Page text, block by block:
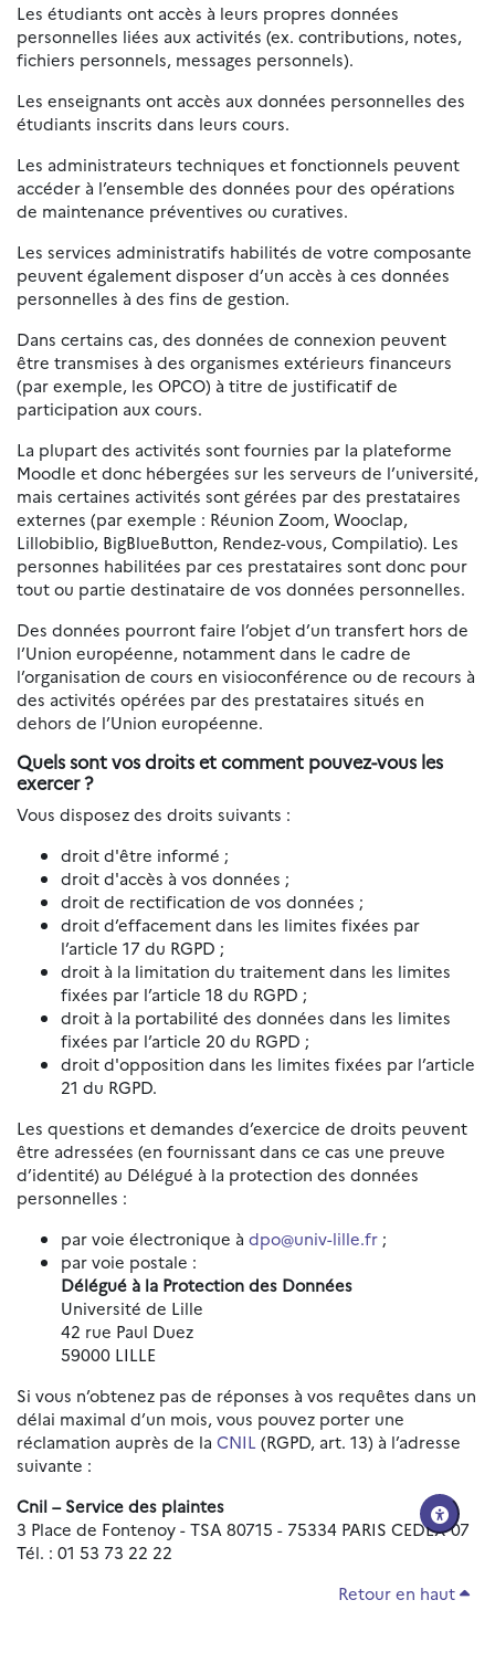
Les étudiants ont accès à leurs propres données
personnelles liées aux activités (ex. contributions, notes,
fichiers personnels, messages personnels).
Les enseignants ont accès aux données personnelles des
étudiants inscrits dans leurs cours.
Les administrateurs techniques et fonctionnels peuvent
accéder à l’ensemble des données pour des opérations
de maintenance préventives ou curatives.
Les services administratifs habilités de votre composante
peuvent également disposer d’un accès à ces données
personnelles à des fins de gestion.
Dans certains cas, des données de connexion peuvent
être transmises à des organismes extérieurs financeurs
(par exemple, les OPCO) à titre de justificatif de
participation aux cours.
La plupart des activités sont fournies par la plateforme
Moodle et donc hébergées sur les serveurs de l’université,
mais certaines activités sont gérées par des prestataires
externes (par exemple : Réunion Zoom, Wooclap,
Lillobiblio, BigBlueButton, Rendez-vous, Compilatio). Les
personnes habilitées par ces prestataires sont donc pour
tout ou partie destinataire de vos données personnelles.
Des données pourront faire l’objet d’un transfert hors de
l’Union européenne, notamment dans le cadre de
l’organisation de cours en visioconférence ou de recours à
des activités opérées par des prestataires situés en
dehors de l’Union européenne.
Quels sont vos droits et comment pouvez-vous les
exercer ?
Vous disposez des droits suivants :
droit d'être informé ;
droit d'accès à vos données ;
droit de rectification de vos données ;
droit d’effacement dans les limites fixées par
l’article 17 du RGPD ;
droit à la limitation du traitement dans les limites
fixées par l’article 18 du RGPD ;
droit à la portabilité des données dans les limites
fixées par l’article 20 du RGPD ;
droit d'opposition dans les limites fixées par l’article
21 du RGPD.
Les questions et demandes d’exercice de droits peuvent
être adressées (en fournissant dans ce cas une preuve
d’identité) au Délégué à la protection des données
personnelles :
par voie électronique à dpo@univ-lille.fr ;
par voie postale :
Délégué à la Protection des Données
Université de Lille
42 rue Paul Duez
59000 LILLE
Si vous n’obtenez pas de réponses à vos requêtes dans un
délai maximal d’un mois, vous pouvez porter une
réclamation auprès de la CNIL (RGPD, art. 13) à l’adresse
suivante :
Cnil – Service des plaintes
3 Place de Fontenoy - TSA 80715 - 75334 PARIS CEDEX 07
Tél. : 01 53 73 22 22
Retour en haut